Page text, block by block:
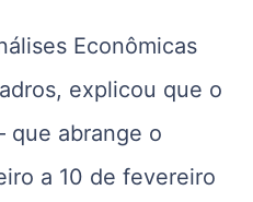
Econômicas
explicou que o
que abrange o
a 10 de fevereiro